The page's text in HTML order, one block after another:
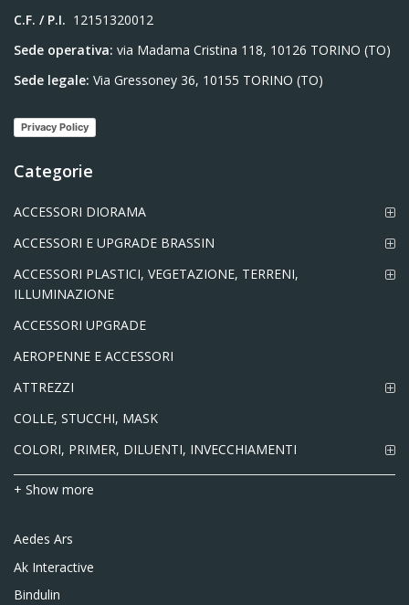
C.F. / P.I. 12151320012
Sede operativa: via Madama Cristina 118, 10126 TORINO (TO)
Sede legale: Via Gressoney 36, 10155 TORINO (TO)
Privacy Policy
Categorie
ACCESSORI DIORAMA
ACCESSORI E UPGRADE BRASSIN
ACCESSORI PLASTICI, VEGETAZIONE, TERRENI,
ILLUMINAZIONE
ACCESSORI UPGRADE
AEROPENNE E ACCESSORI
ATTREZZI
COLLE, STUCCHI, MASK
COLORI, PRIMER, DILUENTI, INVECCHIAMENTI
+ Show more
Aedes Ars
Ak Interactive
Bindulin